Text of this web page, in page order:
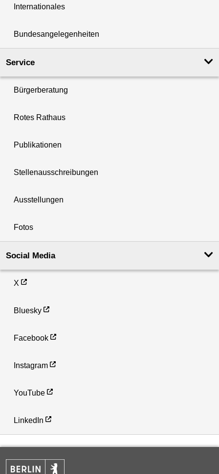
Internationales
Bundesangelegenheiten
Service
Bürgerberatung
Rotes Rathaus
Publikationen
Stellenausschreibungen
Ausstellungen
Fotos
Social Media
X
Bluesky
Facebook
Instagram
YouTube
LinkedIn